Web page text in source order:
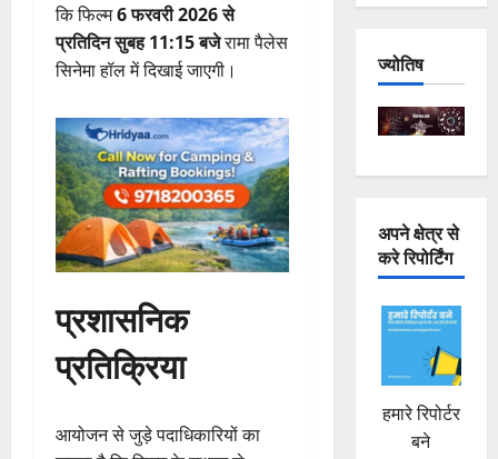
कि फिल्म6 फरवरी 2026 से
प्रतिदिन सुबह 11:15 बजेरामा पैलेस
सिनेमा हॉल में दिखाई जाएगी।
प्रशासनिक
प्रतिक्रिया
आयोजन से जुड़े पदाधिकारियों का
ज्योतिष
अपने क्षेत्र से
करे रिपोर्टिंग
हमारे रिपोर्टर
बने